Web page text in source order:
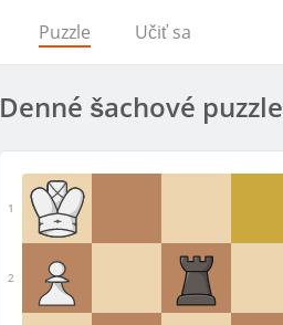
Puzzle Učiť sa
Denné šachové puzzle
1
2